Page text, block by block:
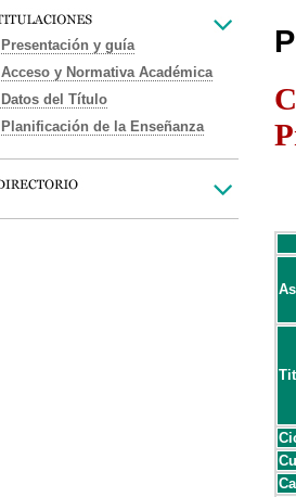
Presentación y guía
Acceso y Normativa Académica
Datos del Título
Planificación de la Enseñanza